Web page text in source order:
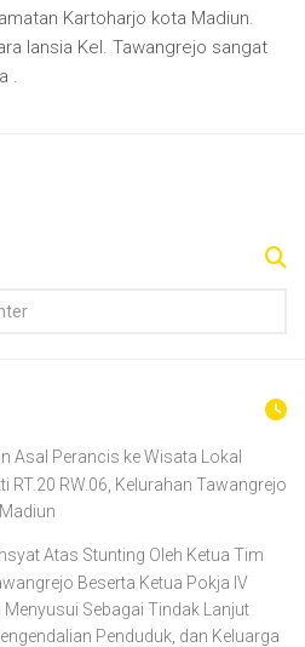
Kartoharjo kota Madiun.
lansia Kel. Tawangrejo sangat
.
Asal Perancis ke Wisata Lokal
RT.20 RW.06, Kelurahan Tawangrejo
Atas Stunting Oleh Ketua Tim
Beserta Ketua Pokja IV
Sebagai Tindak Lanjut
Penduduk, dan Keluarga